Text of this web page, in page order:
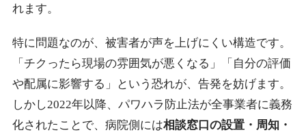
れます。
特に問題なのが、被害者が声を上げにくい構造です。
「チクったら現場の雰囲気が悪くなる」「自分の評価
や配属に影響する」という恐れが、告発を妨げます。
しかし2022年以降、パワハラ防止法が全事業者に義務
化されたことで、病院側には相談窓口の設置・周知・